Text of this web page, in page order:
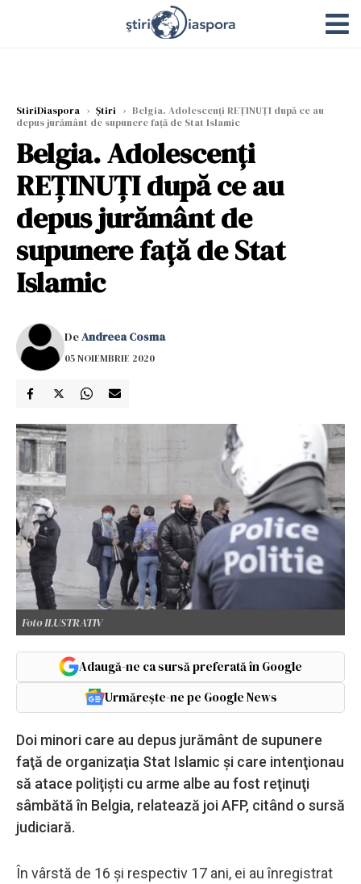
StiriDiaspora › Știri › Belgia. Adolescenţi REŢINUŢI după ce au
depus jurământ de supunere faţă de Stat Islamic
Belgia. Adolescenţi
REŢINUŢI după ce au
depus jurământ de
supunere faţă de Stat
Islamic
DeAndreea Cosma
05 NOIEMBRIE 2020
Foto ILUSTRATIV
Adaugă-ne ca sursă preferată în Google
Urmărește-ne pe Google News
Doi minori care au depus jurământ de supunere
faţă de organizaţia Stat Islamic şi care intenţionau
să atace poliţişti cu arme albe au fost reţinuţi
sâmbătă în Belgia, relatează joi AFP, citând o sursă
judiciară.
În vârstă de 16 şi respectiv 17 ani, ei au înregistrat